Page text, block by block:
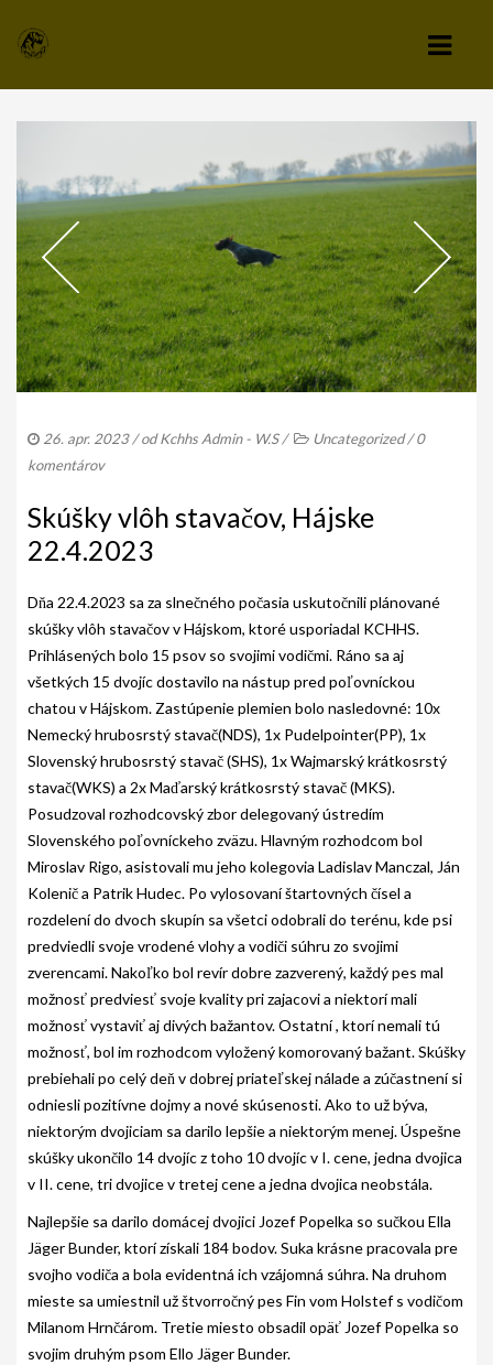
VÝBOR KLUBU
STANOVY KLUBU
CHOVATEĽSKÝ A ZÁPISNÝ PORIADOK
SPRAVODAJCA
TLAČIVÁ A PRIHLÁŠKY
ZÁPISNICE Z ČLENSKEJ SCHÔDZE
AKO BYT ČLENOM KCHHS
OZNAMY / NEWS
DEUTSCH DRAHTHAAR
ŠTANDARD
PODMIENKY CHOVNOSTI
CHOVNÉ PSY
CHOVNÉ SUKY
CHOVATEĽSKÉ STANICE
OČAKÁVANÉ VRHY NDS V ROKU 2026
PUDELPOINTER
ŠTANDARD
PODMIENKY CHOVNOSTI
CHOVNÉ PSY
CHOVNÉ SUKY
CHOVATEĽSKÉ STANICE
OČAKÁVANÉ VRHY PP V ROKU 2026
AKCIE
MEDZINÁRODNÁ SÚŤAŽ HRUBOSRSTÝCH
STAVAČOV „MEMORIÁL B. ZEMKA“
SKÚŠKY
26. apr. 2023/ odKchhs Admin - W.S/ Uncategorized/0
komentárov
Skúšky vlôh stavačov, Hájske
22.4.2023
Dňa 22.4.2023 sa za slnečného počasia uskutočnili plánované
skúšky vlôh stavačov v Hájskom, ktoré usporiadal KCHHS.
Prihlásených bolo 15 psov so svojimi vodičmi. Ráno sa aj
všetkých 15 dvojíc dostavilo na nástup pred poľovníckou
chatou v Hájskom. Zastúpenie plemien bolo nasledovné: 10x
Nemecký hrubosrstý stavač(NDS), 1x Pudelpointer(PP), 1x
Slovenský hrubosrstý stavač (SHS), 1x Wajmarský krátkosrstý
stavač(WKS) a 2x Maďarský krátkosrstý stavač (MKS).
Posudzoval rozhodcovský zbor delegovaný ústredím
Slovenského poľovníckeho zväzu. Hlavným rozhodcom bol
Miroslav Rigo, asistovali mu jeho kolegovia Ladislav Manczal, Ján
Kolenič a Patrik Hudec. Po vylosovaní štartovných čísel a
rozdelení do dvoch skupín sa všetci odobrali do terénu, kde psi
predviedli svoje vrodené vlohy a vodiči súhru zo svojimi
zverencami. Nakoľko bol revír dobre zazverený, každý pes mal
možnosť predviesť svoje kvality pri zajacovi a niektorí mali
možnosť vystaviť aj divých bažantov. Ostatní , ktorí nemali tú
možnosť, bol im rozhodcom vyložený komorovaný bažant. Skúšky
prebiehali po celý deň v dobrej priateľskej nálade a zúčastnení si
odniesli pozitívne dojmy a nové skúsenosti. Ako to už býva,
niektorým dvojiciam sa darilo lepšie a niektorým menej. Úspešne
skúšky ukončilo 14 dvojíc z toho 10 dvojíc v I. cene, jedna dvojica
v II. cene, tri dvojice v tretej cene a jedna dvojica neobstála.
Najlepšie sa darilo domácej dvojici Jozef Popelka so sučkou Ella
Jäger Bunder, ktorí získali 184 bodov. Suka krásne pracovala pre
svojho vodiča a bola evidentná ich vzájomná súhra. Na druhom
mieste sa umiestnil už štvorročný pes Fin vom Holstef s vodičom
Milanom Hrnčárom. Tretie miesto obsadil opäť Jozef Popelka so
svojim druhým psom Ello Jäger Bunder.